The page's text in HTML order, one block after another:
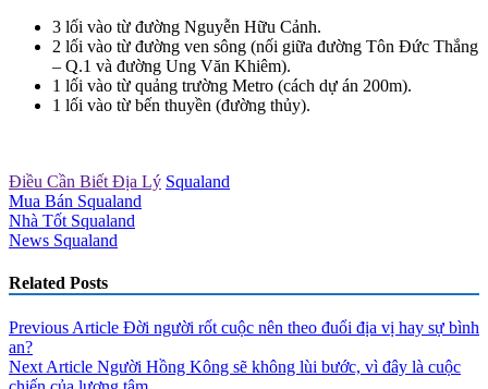
3 lối vào từ đường Nguyễn Hữu Cảnh.
2 lối vào từ đường ven sông (nối giữa đường Tôn Đức Thắng
– Q.1 và đường Ung Văn Khiêm).
1 lối vào từ quảng trường Metro (cách dự án 200m).
1 lối vào từ bến thuyền (đường thủy).
Điều Cần Biết Địa Lý Squaland
Mua Bán Squaland
Nhà Tốt Squaland
News Squaland
Related Posts
Điều
hướng
Previous Article Đời người rốt cuộc nên theo đuổi địa vị hay sự bình
an?
Next Article Người Hồng Kông sẽ không lùi bước, vì đây là cuộc